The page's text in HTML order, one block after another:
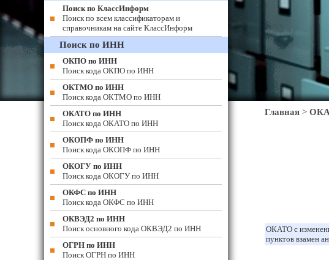
Главная >
ОКАТО с
пунктов взамен
Поиск по КлассИнформ
Поиск по всем классификаторам и
справочникам на сайте КлассИнформ
Поиск по ИНН
ОКПО по ИНН
Поиск кода ОКПО по ИНН
ОКТМО по ИНН
Поиск кода ОКТМО по ИНН
ОКАТО по ИНН
Поиск кода ОКАТО по ИНН
ОКОПФ по ИНН
Поиск кода ОКОПФ по ИНН
ОКОГУ по ИНН
Поиск кода ОКОГУ по ИНН
ОКФС по ИНН
Поиск кода ОКФС по ИНН
ОКВЭД2 по ИНН
Поиск основного кода ОКВЭД2 по ИНН
ОГРН по ИНН
Поиск ОГРН по ИНН